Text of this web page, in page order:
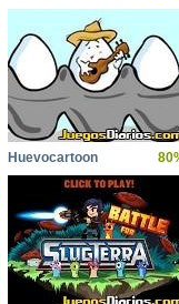
Huevocartoon